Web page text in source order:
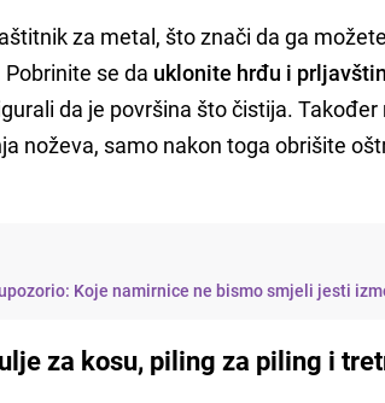
za metal, što znači da ga
se da uklonite hrđu i
da je površina što čistija.
noževa, samo nakon toga obrišite
Koje namirnice ne bismo smjeli jesti
za kosu, piling za piling i